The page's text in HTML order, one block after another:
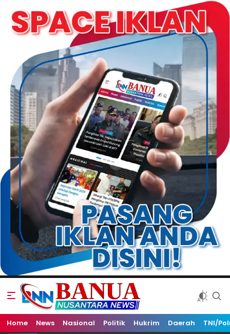
Banua Nusantara News
Home News Nasional Politik Hukrim Daerah TNI/